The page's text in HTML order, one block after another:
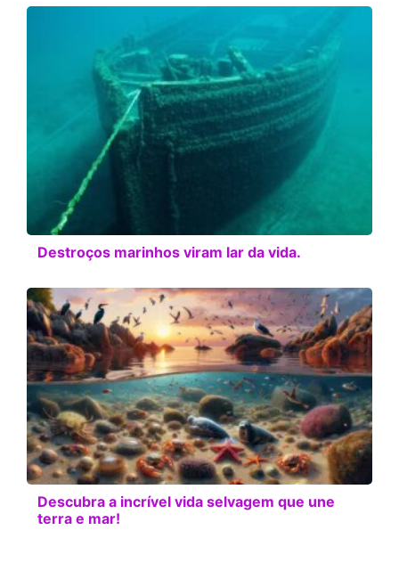
Destroços marinhos viram lar da vida.
Descubra a incrível vida selvagem que une
terra e mar!